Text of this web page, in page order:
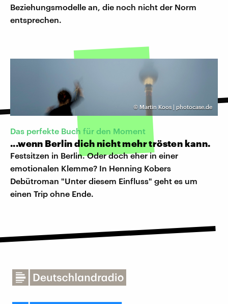
Beziehungsmodelle an, die noch nicht der Norm
entsprechen.
© Martin Koos | photocase.de
Das perfekte Buch für den Moment
...wenn Berlin dich nicht mehr trösten kann.
Festsitzen in Berlin. Oder doch eher in einer
emotionalen Klemme? In Henning Kobers
Debütroman "Unter diesem Einfluss" geht es um
einen Trip ohne Ende.